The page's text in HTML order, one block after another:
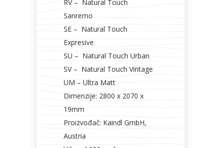
RV – Natural Touch
Sanremo
SE – Natural Touch
Expresive
SU – Natural Touch Urban
SV – Natural Touch Vintage
UM – Ultra Matt
Dimenzije: 2800 x 2070 x
19mm
Proizvođač: Kaindl GmbH,
Austria